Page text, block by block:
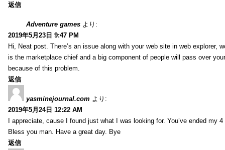
返信
Adventure games より:
2019年5月23日 9:47 PM
Hi, Neat post. There’s an issue along with your web site in web explorer,
is the marketplace chief and a big component of people will pass over
because of this problem.
返信
yasminejournal.com より:
2019年5月24日 12:22 AM
I appreciate, cause I found just what I was looking for. You’ve ended my
Bless you man. Have a great day. Bye
返信